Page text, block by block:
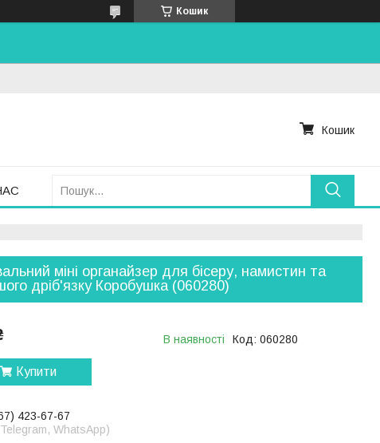
Кошик
Кошик
міні органайзер для бісеру, намистин та
дріб'язку Коробушка (060280)
В наявності Код: 060280
Купити
423-67-67
WhatsApp)